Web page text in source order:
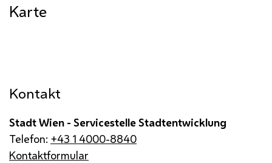
Karte
Kontakt
Stadt Wien - Servicestelle Stadtentwicklung
Telefon: +43 1 4000-8840
Kontaktformular